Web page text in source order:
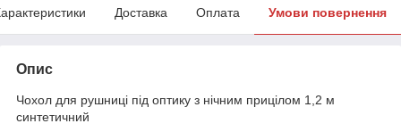
Доставка Оплата Умови повернення
Опис
Чохол для рушниці під оптику з нічним прицілом 1,2 м
синтетичний